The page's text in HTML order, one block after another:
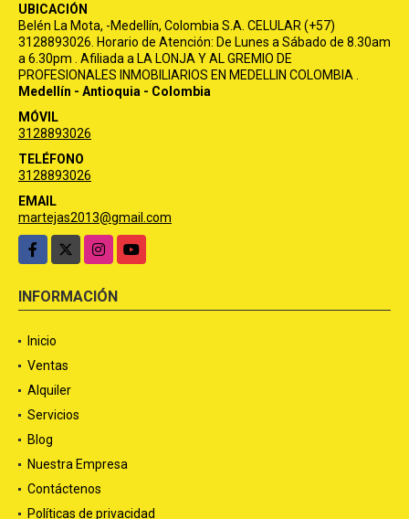
UBICACIÓN
Belén La Mota, -Medellín, Colombia S.A. CELULAR (+57)
3128893026. Horario de Atención: De Lunes a Sábado de 8.30am
a 6.30pm . Afiliada a LA LONJA Y AL GREMIO DE
PROFESIONALES INMOBILIARIOS EN MEDELLIN COLOMBIA .
Medellín - Antioquia - Colombia
MÓVIL
3128893026
TELÉFONO
3128893026
EMAIL
martejas2013@gmail.com
Facebook
InstagramYouTube
INFORMACIÓN
Inicio
Ventas
Alquiler
Servicios
Blog
Nuestra Empresa
Contáctenos
Políticas de privacidad